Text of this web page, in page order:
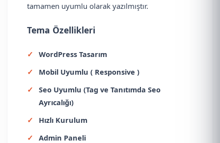
tamamen uyumlu olarak yazılmıştır.
Tema Özellikleri
WordPress Tasarım
Mobil Uyumlu ( Responsive )
Seo Uyumlu (Tag ve Tanıtımda Seo
Ayrıcalığı)
Hızlı Kurulum
Admin Paneli